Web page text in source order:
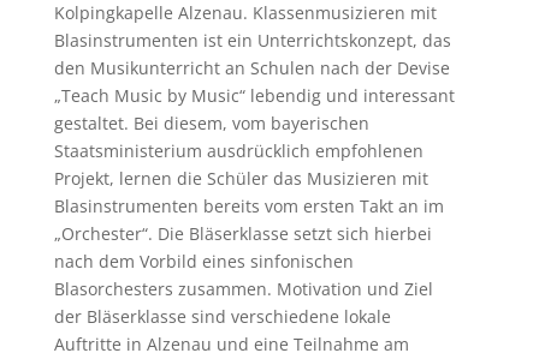
Kolpingkapelle Alzenau. Klassenmusizieren mit
Blasinstrumenten ist ein Unterrichtskonzept, das
den Musikunterricht an Schulen nach der Devise
„Teach Music by Music“ lebendig und interessant
gestaltet. Bei diesem, vom bayerischen
Staatsministerium ausdrücklich empfohlenen
Projekt, lernen die Schüler das Musizieren mit
Blasinstrumenten bereits vom ersten Takt an im
„Orchester“. Die Bläserklasse setzt sich hierbei
nach dem Vorbild eines sinfonischen
Blasorchesters zusammen. Motivation und Ziel
der Bläserklasse sind verschiedene lokale
Auftritte in Alzenau und eine Teilnahme am